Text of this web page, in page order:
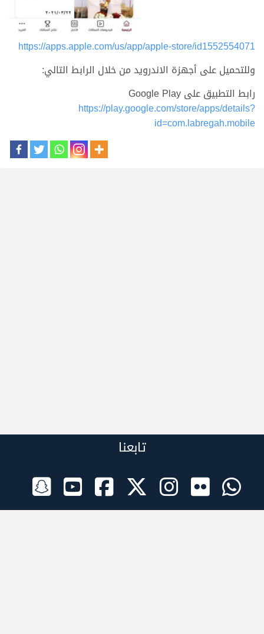
https://apps.apple.com/us/app/apple-store/id1552554071
وللتحميل على أجهزة الاندرويد من خلال الرابط التالي:
رابط التطبيق على Google Play
https://play.google.com/store/apps/details?
id=com.labregah.mobile
تابعنا